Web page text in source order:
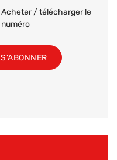
Acheter / télécharger le
numéro
S'ABONNER